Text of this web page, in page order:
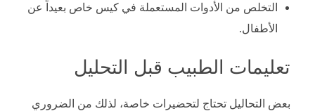
التخلص من الأدوات المستعملة في كيس خاص بعيداً عن
الأطفال.
تعليمات الطبيب قبل التحليل
بعض التحاليل تحتاج لتحضيرات خاصة، لذلك من الضروري